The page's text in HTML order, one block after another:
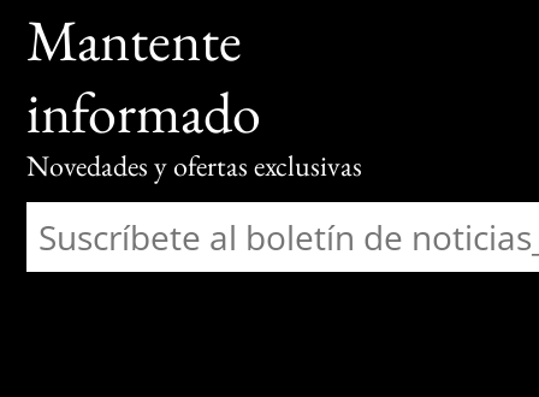
Mantente
informado
Novedades y ofertas exclusivas